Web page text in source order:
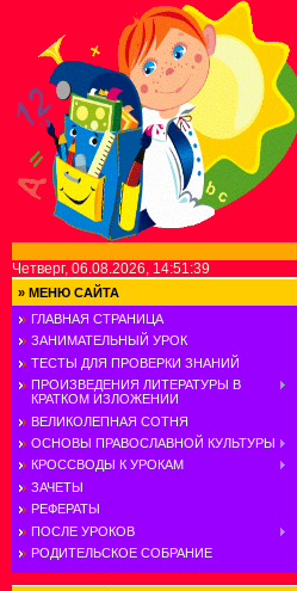
Четверг, 06.08.2026, 14:51:39
» МЕНЮ САЙТА
ГЛАВНАЯ СТРАНИЦА
ЗАНИМАТЕЛЬНЫЙ УРОК
ТЕСТЫ ДЛЯ ПРОВЕРКИ ЗНАНИЙ
ПРОИЗВЕДЕНИЯ ЛИТЕРАТУРЫ В
КРАТКОМ ИЗЛОЖЕНИИ
ВЕЛИКОЛЕПНАЯ СОТНЯ
ОСНОВЫ ПРАВОСЛАВНОЙ КУЛЬТУРЫ
КРОССВОДЫ К УРОКАМ
ЗАЧЕТЫ
РЕФЕРАТЫ
ПОСЛЕ УРОКОВ
РОДИТЕЛЬСКОЕ СОБРАНИЕ